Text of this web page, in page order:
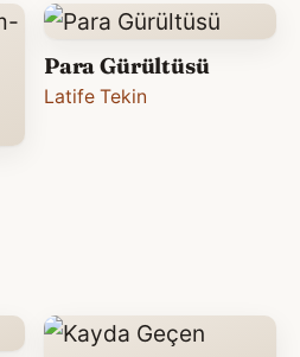
Para Gürültüsü
Latife Tekin